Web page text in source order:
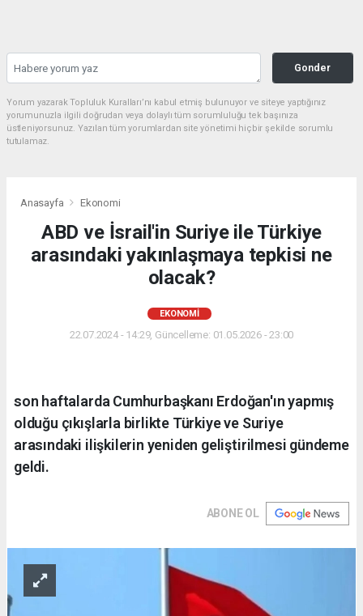
Gonder
Yorum yazarak Topluluk Kuralları’nı kabul etmiş bulunuyor ve siteye yaptığınız
yorumunuzla ilgili doğrudan veya dolaylı tüm sorumluluğu tek başınıza
üstleniyorsunuz. Yazılan tüm yorumlardan site yönetimi hiçbir şekilde sorumlu
tutulamaz.
Anasayfa Ekonomi
ABD ve İsrail'in Suriye ile Türkiye
arasındaki yakınlaşmaya tepkisi ne
olacak?
EKONOMI
22.07.2024 - 14:29, Güncelleme: 01.05.2026 - 23:00
son haftalarda Cumhurbaşkanı Erdoğan'ın yapmış
olduğu çıkışlarla birlikte Türkiye ve Suriye
arasındaki ilişkilerin yeniden geliştirilmesi gündeme
geldi.
ABONE OL